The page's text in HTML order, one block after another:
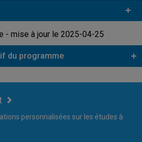
- mise à jour le 2025-04-25
du programme
personnalisées sur les études à